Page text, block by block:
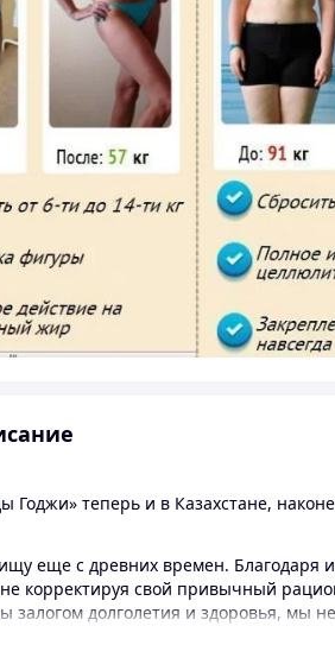
Годжи» теперь и в Казахстане,
еще с древних времен. Благодаря
корректируя свой привычный
залогом долголетия и здоровья, мы